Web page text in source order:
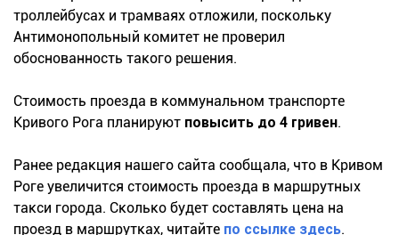
троллейбусах и трамваях отложили, поскольку
Антимонопольный комитет не проверил
обоснованность такого решения.
Стоимость проезда в коммунальном транспорте
Кривого Рога планируют повысить до 4 гривен.
Ранее редакция нашего сайта сообщала, что в Кривом
Роге увеличится стоимость проезда в маршрутных
такси города. Сколько будет составлять цена на
проезд в маршрутках, читайте по ссылке здесь.